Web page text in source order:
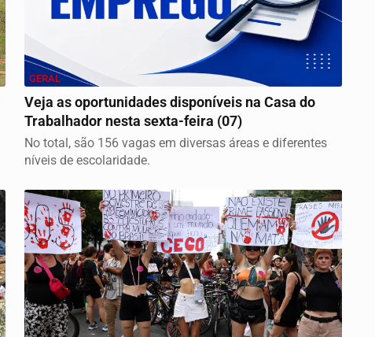
GERAL
Veja as oportunidades disponíveis na Casa do
Trabalhador nesta sexta-feira (07)
No total, são 156 vagas em diversas áreas e diferentes
níveis de escolaridade.